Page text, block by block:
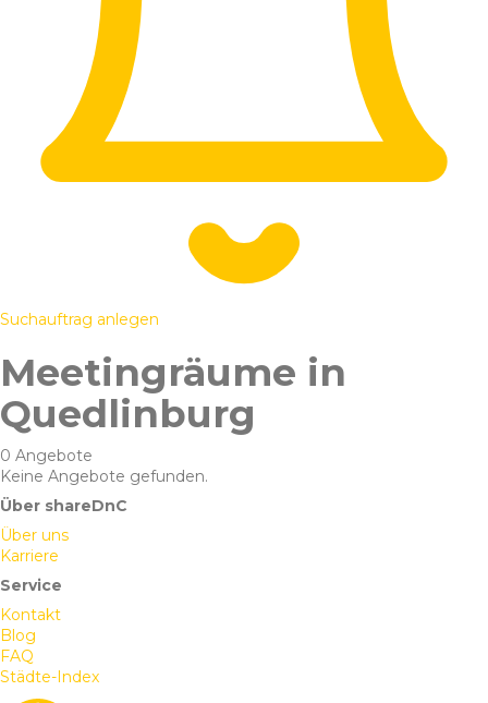
Suchauftrag anlegen
Meetingräume in
Quedlinburg
0 Angebote
Keine Angebote gefunden.
Über shareDnC
Über uns
Karriere
Service
Kontakt
Blog
FAQ
Städte-Index